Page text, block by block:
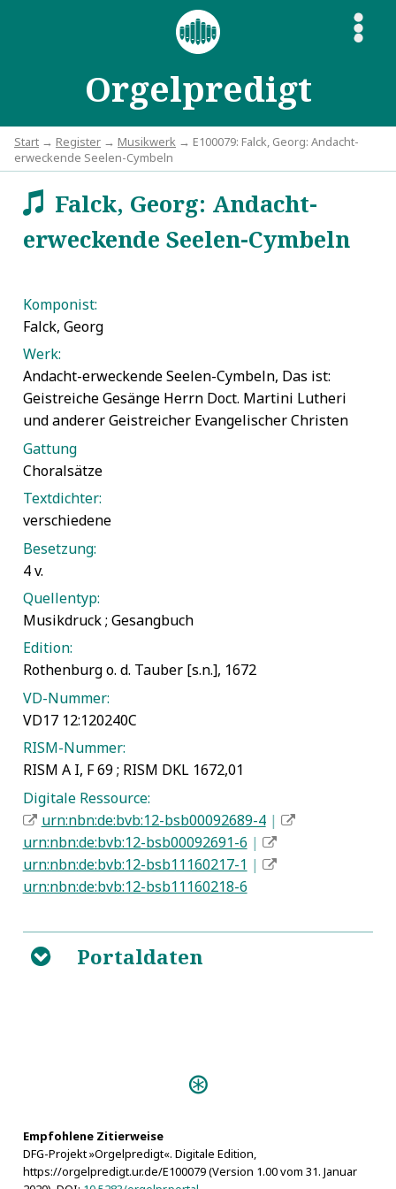
Orgelpredigt
S
Start → Register → Musikwerk → E100079: Falck, Georg: Andacht-
erweckende Seelen-Cymbeln
wFalck, Georg: Andacht-
erweckende Seelen-Cymbeln
Komponist:
Falck, Georg
Werk:
Andacht-erweckende Seelen-Cymbeln, Das ist:
Geistreiche Gesänge Herrn Doct. Martini Lutheri
und anderer Geistreicher Evangelischer Christen
Gattung
Choralsätze
Textdichter:
verschiedene
Besetzung:
4 v.
Quellentyp:
Musikdruck ; Gesangbuch
Edition:
Rothenburg o. d. Tauber [s.n.], 1672
VD-Nummer:
VD17 12:120240C
RISM-Nummer:
RISM A I, F 69 ; RISM DKL 1672,01
Digitale Ressource:
urn:nbn:de:bvb:12-bsb00092689-4 |
urn:nbn:de:bvb:12-bsb00092691-6 |
urn:nbn:de:bvb:12-bsb11160217-1 |
urn:nbn:de:bvb:12-bsb11160218-6
B Portaldaten
Denck- und Danck-Säule
Personen:
Falck, Georg
Empfohlene Zitierweise
DFG-Projekt »Orgelpredigt«. Digitale Edition,
https://orgelpredigt.ur.de/E100079 (Version 1.00 vom 31. Januar